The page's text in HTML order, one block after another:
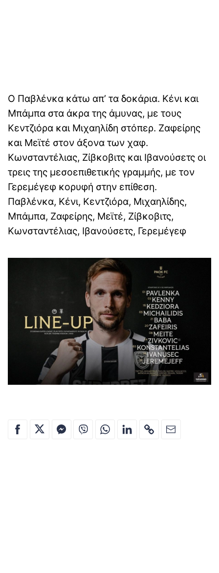
Ο Παβλένκα κάτω απ’ τα δοκάρια. Κένι και
Μπάμπα στα άκρα της άμυνας, με τους
Κεντζιόρα και Μιχαηλίδη στόπερ. Ζαφείρης
και Μεϊτέ στον άξονα των χαφ.
Κωνσταντέλιας, Ζίβκοβιτς και Ιβανούσετς οι
τρεις της μεσοεπιθετικής γραμμής, με τον
Γερεμέγεφ κορυφή στην επίθεση.
Παβλένκα, Κένι, Κεντζιόρα, Μιχαηλίδης,
Μπάμπα, Ζαφείρης, Μεϊτέ, Ζίβκοβιτς,
Κωνσταντέλιας, Ιβανούσετς, Γερεμέγεφ